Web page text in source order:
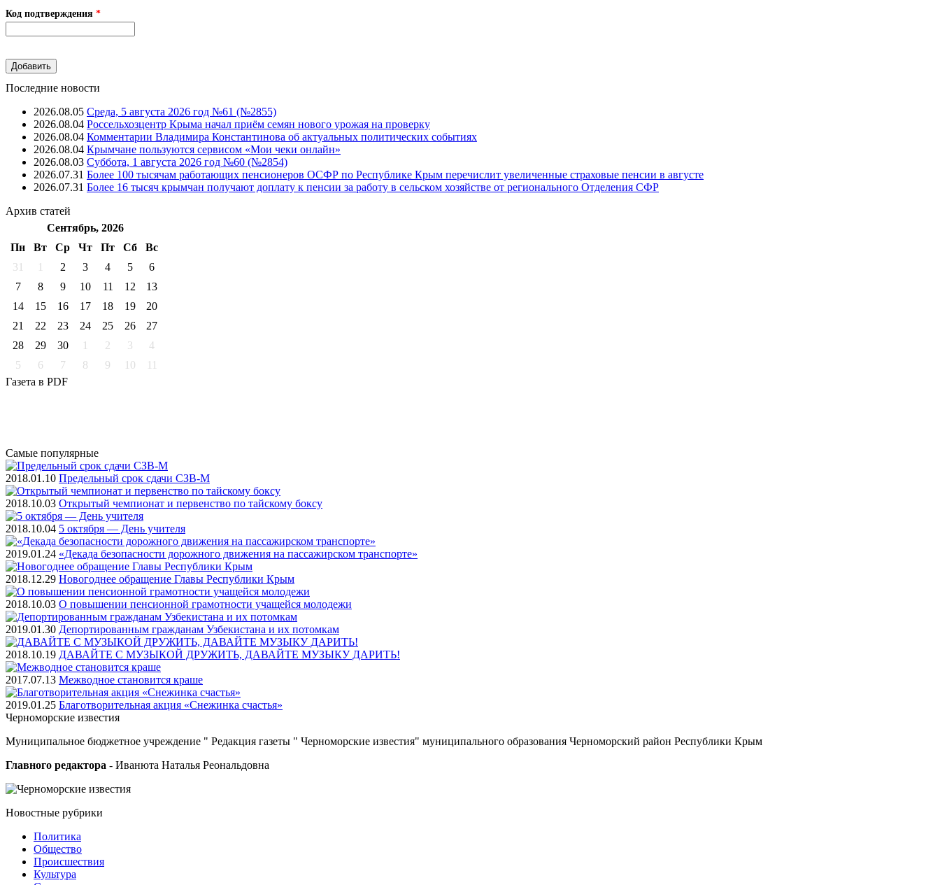
Код подтверждения *
Последние новости
2026.08.05 Среда, 5 августа 2026 год №61 (№2855)
2026.08.04 Россельхозцентр Крыма начал приём семян нового урожая на проверку
2026.08.04 Комментарии Владимира Константинова об актуальных политических событиях
2026.08.04 Крымчане пользуются сервисом «Мои чеки онлайн»
2026.08.03 Суббота, 1 августа 2026 год №60 (№2854)
2026.07.31 Более 100 тысячам работающих пенсионеров ОСФР по Республике Крым перечислит увеличенные страховые пенсии в августе
2026.07.31 Более 16 тысяч крымчан получают доплату к пенсии за работу в сельском хозяйстве от регионального Отделения СФР
Архив статей
Сентябрь, 2026
Пн
Вт Ср Чт Пт Cб
Вс
31
1 2 3 4 5
6
7
8 9 10 11 12
13
14
15 16 17 18 19
20
21
22 23 24 25 26
27
28
29 30 1 2 3
4
5
6 7 8 9 10
11
Газета в PDF
Самые популярные
2018.01.10 Предельный срок сдачи СЗВ-М
2018.10.03 Открытый чемпионат и первенство по тайскому боксу
2018.10.04 5 октября — День учителя
2019.01.24 «Декада безопасности дорожного движения на пассажирском транспорте»
2018.12.29 Новогоднее обращение Главы Республики Крым
2018.10.03 О повышении пенсионной грамотности учащейся молодежи
2019.01.30 Депортированным гражданам Узбекистана и их потомкам
2018.10.19 ДАВАЙТЕ С МУЗЫКОЙ ДРУЖИТЬ, ДАВАЙТЕ МУЗЫКУ ДАРИТЬ!
2017.07.13 Межводное становится краше
2019.01.25 Благотворительная акция «Снежинка счастья»
Черноморские известия
Муниципальное бюджетное учреждение " Редакция газеты " Черноморские известия" муниципального образования Черноморский район Республики Крым
Главного редактора - Иванюта Наталья Реональдовна
Новостные рубрики
Политика
Общество
Проиcшествия
Культура